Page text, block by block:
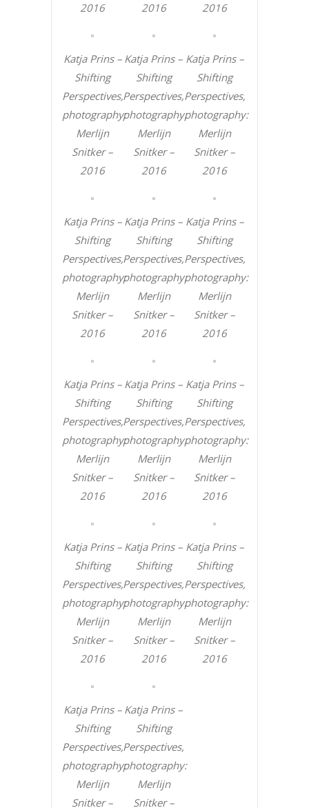
2016
2016
2016
Katja Prins –
Shifting
Perspectives,
photography:
Merlijn
Snitker –
2016
Katja Prins –
Shifting
Perspectives,
photography:
Merlijn
Snitker –
2016
Katja Prins –
Shifting
Perspectives,
photography:
Merlijn
Snitker –
2016
Katja Prins –
Shifting
Perspectives,
photography:
Merlijn
Snitker –
2016
Katja Prins –
Shifting
Perspectives,
photography:
Merlijn
Snitker –
2016
Katja Prins –
Shifting
Perspectives,
photography:
Merlijn
Snitker –
2016
Katja Prins –
Shifting
Perspectives,
photography:
Merlijn
Snitker –
2016
Katja Prins –
Shifting
Perspectives,
photography:
Merlijn
Snitker –
2016
Katja Prins –
Shifting
Perspectives,
photography:
Merlijn
Snitker –
2016
Katja Prins –
Shifting
Perspectives,
photography:
Merlijn
Snitker –
2016
Katja Prins –
Shifting
Perspectives,
photography:
Merlijn
Snitker –
2016
Katja Prins –
Shifting
Perspectives,
photography:
Merlijn
Snitker –
2016
Katja Prins –
Shifting
Perspectives,
photography:
Merlijn
Snitker –
Katja Prins –
Shifting
Perspectives,
photography:
Merlijn
Snitker –